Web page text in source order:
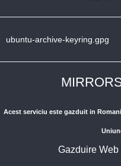
ubuntu-archive-keyring.gpg
Acest serviciu este gazduit in
Gazduire Web|